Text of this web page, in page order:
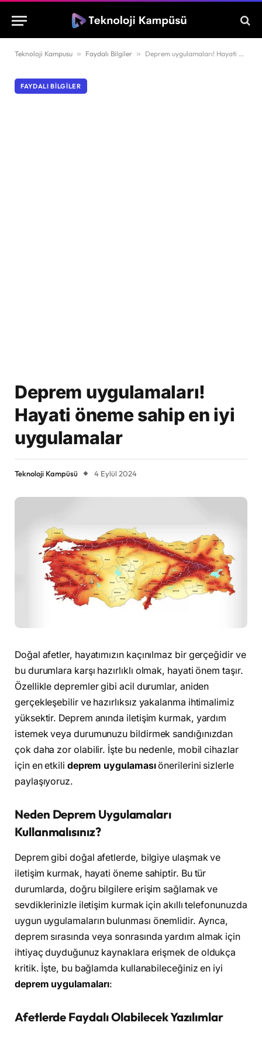
Teknoloji Kampusu » Faydalı Bilgiler » Deprem uygulamaları! Hayati öneme sahip en iyi uygulamalar
FAYDALI BILGILER
Deprem uygulamaları!
Hayati öneme sahip en iyi
uygulamalar
Teknoloji Kampüsü 4 Eylül 2024
Doğal afetler, hayatımızın kaçınılmaz bir gerçeğidir ve
bu durumlara karşı hazırlıklı olmak, hayati önem taşır.
Özellikle depremler gibi acil durumlar, aniden
gerçekleşebilir ve hazırlıksız yakalanma ihtimalimiz
yüksektir. Deprem anında iletişim kurmak, yardım
istemek veya durumunuzu bildirmek sandığınızdan
çok daha zor olabilir. İşte bu nedenle, mobil cihazlar
için en etkili deprem uygulamasıönerilerini sizlerle
paylaşıyoruz.
Neden Deprem Uygulamaları
Kullanmalısınız?
Deprem gibi doğal afetlerde, bilgiye ulaşmak ve
iletişim kurmak, hayati öneme sahiptir. Bu tür
durumlarda, doğru bilgilere erişim sağlamak ve
sevdiklerinizle iletişim kurmak için akıllı telefonunuzda
uygun uygulamaların bulunması önemlidir. Ayrıca,
deprem sırasında veya sonrasında yardım almak için
ihtiyaç duyduğunuz kaynaklara erişmek de oldukça
kritik. İşte, bu bağlamda kullanabileceğiniz en iyi
deprem uygulamaları:
Afetlerde Faydalı Olabilecek Yazılımlar